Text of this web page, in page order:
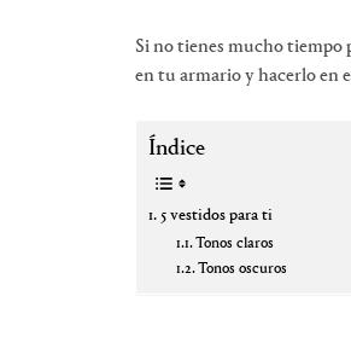
Si no tienes mucho tiempo
en tu armario y hacerlo en
Índice
5 vestidos para ti
Tonos claros
Tonos oscuros